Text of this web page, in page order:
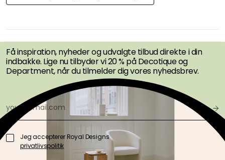
TILBUD FØRST
Få inspiration, nyheder og udvalgte tilbud direkte i din
indbakke. Lige nu tilbyder vi 20 % på Decotique og
Department, når du tilmelder dig vores nyhedsbrev.
Jeg accepterer Royal Designs
privatlivspolitik